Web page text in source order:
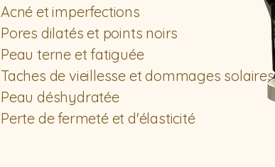
Acné et imperfections
Pores dilatés et points noirs
Peau terne et fatiguée
Taches de vieillesse et dommages solaires
Peau déshydratée
Perte de fermeté et d'élasticité